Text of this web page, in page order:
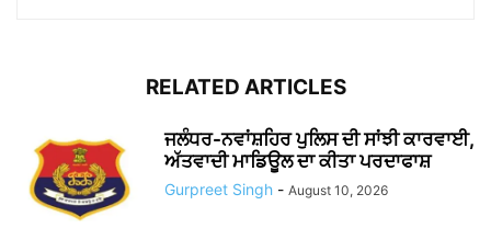
RELATED ARTICLES
ਜਲੰਧਰ-ਨਵਾਂਸ਼ਹਿਰ ਪੁਲਿਸ ਦੀ ਸਾਂਝੀ ਕਾਰਵਾਈ,
ਅੱਤਵਾਦੀ ਮਾਡਿਊਲ ਦਾ ਕੀਤਾ ਪਰਦਾਫਾਸ਼
Gurpreet Singh - August 10, 2026